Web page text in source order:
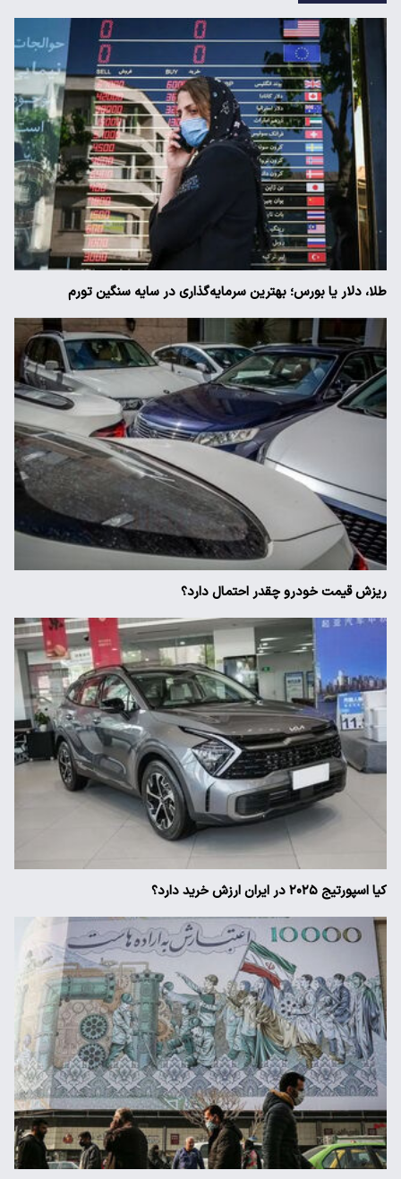
طلا، دلار یا بورس؛ بهترین سرمایه‌گذاری در سایه سنگین تورم
ریزش قیمت خودرو چقدر احتمال دارد؟
کیا اسپورتیج ۲۰۲۵ در ایران ارزش خرید دارد؟